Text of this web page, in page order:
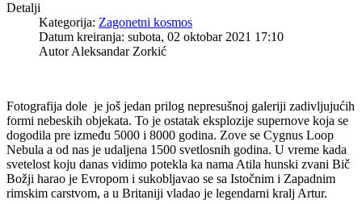
Detalji
Kategorija: Zagonetni kosmos
Datum kreiranja: subota, 02 oktobar 2021 17:10
Autor Aleksandar Zorkić
Fotografija dole je još jedan prilog nepresušnoj galeriji zadivljujućih
formi nebeskih objekata. To je ostatak eksplozije supernove koja se
dogodila pre između 5000 i 8000 godina. Zove se Cygnus Loop
Nebula a od nas je udaljena 1500 svetlosnih godina. U vreme kada
svetelost koju danas vidimo potekla ka nama Atila hunski zvani Bič
Božji harao je Evropom i sukobljavao se sa Istočnim i Zapadnim
rimskim carstvom, a u Britaniji vladao je legendarni kralj Artur.